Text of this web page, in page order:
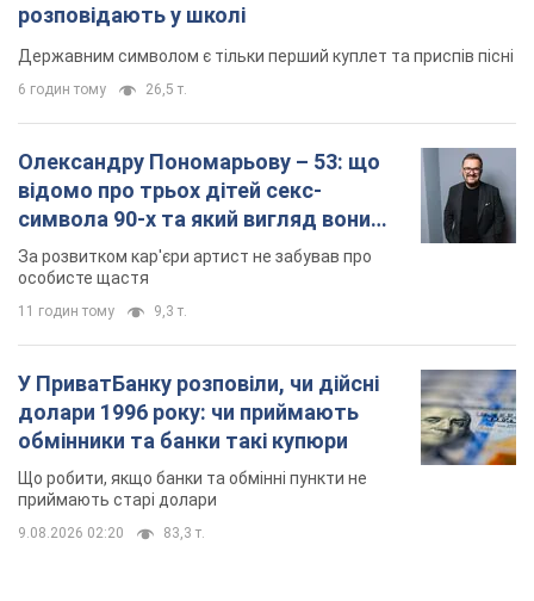
розповідають у школі
Державним символом є тільки перший куплет та приспів пісні
6 годин тому 26,5 т.
Олександру Пономарьову – 53: що
відомо про трьох дітей секс-
символа 90-х та який вигляд вони
мають
За розвитком кар'єри артист не забував про
особисте щастя
11 годин тому 9,3 т.
У ПриватБанку розповіли, чи дійсні
долари 1996 року: чи приймають
обмінники та банки такі купюри
Що робити, якщо банки та обмінні пункти не
приймають старі долари
9.08.2026 02:20 83,3 т.